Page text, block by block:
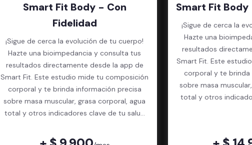
Smart Fit Body - Con
Fidelidad
¡Sigue de cerca la evolución de tu cuerpo!
Hazte una bioimpedancia y consulta tus
resultados directamente desde la app de
Smart Fit. Este estudio mide tu composición
corporal y te brinda información precisa
sobre masa muscular, grasa corporal, agua
total y otros indicadores clave de tu salud
Smart Fit Body
¡Sigue de cerca la
Hazte una
resultados
Smart Fit. Este
corporal y te brinda
sobre masa
total y otros